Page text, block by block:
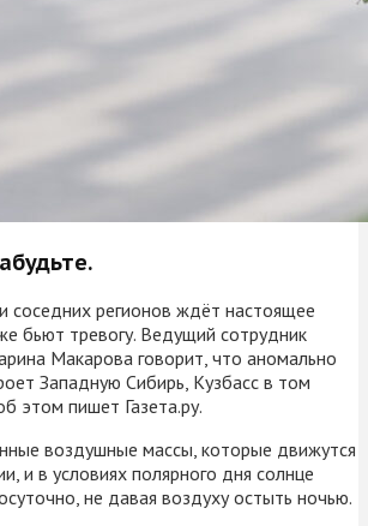
соседних регионов ждёт настоящее
бьют тревогу. Ведущий сотрудник
Макарова говорит, что аномально
Западную Сибирь, Кузбасс в том
этом пишет Газета.ру.
воздушные массы, которые движутся
и в условиях полярного дня солнце
не давая воздуху остыть ночью.